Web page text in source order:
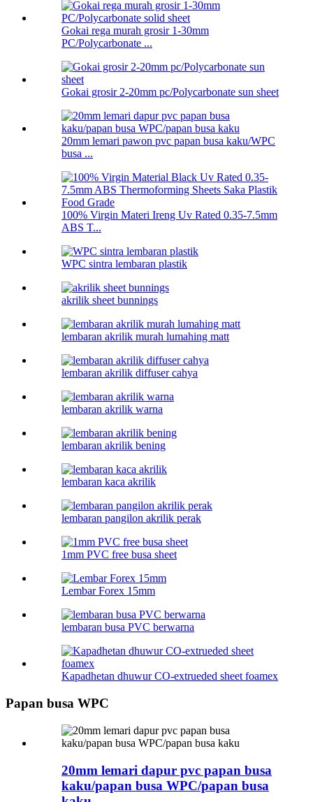
Gokai rega murah grosir 1-30mm
PC/Polycarbonate ...
Gokai grosir 2-20mm pc/Polycarbonate sun sheet
20mm lemari pawon pvc papan busa kaku/WPC
busa ...
100% Virgin Materi Ireng Uv Rated 0.35-7.5mm
ABS T...
WPC sintra lembaran plastik
akrilik sheet bunnings
lembaran akrilik murah lumahing matt
lembaran akrilik diffuser cahya
lembaran akrilik warna
lembaran akrilik bening
lembaran kaca akrilik
lembaran pangilon akrilik perak
1mm PVC free busa sheet
Lembar Forex 15mm
lembaran busa PVC berwarna
Kapadhetan dhuwur CO-extrueded sheet foamex
Papan busa WPC
20mm lemari dapur pvc papan busa
kaku/papan busa WPC/papan busa